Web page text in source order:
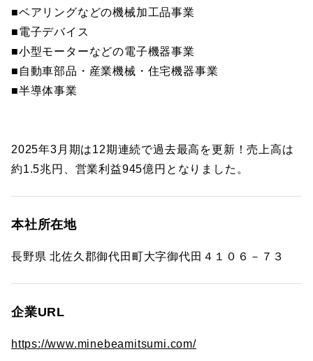
■ベアリングなどの機械加工品事業
■電子デバイス
■小型モーターなどの電子機器事業
■自動車部品・産業機械・住宅機器事業
■半導体事業
2025年3月期は12期連続で過去最高を更新！売上高は
約1.5兆円、営業利益945億円となりました。
本社所在地
長野県 北佐久郡御代田町大字御代田４１０６－７３
企業URL
https://www.minebeamitsumi.com/